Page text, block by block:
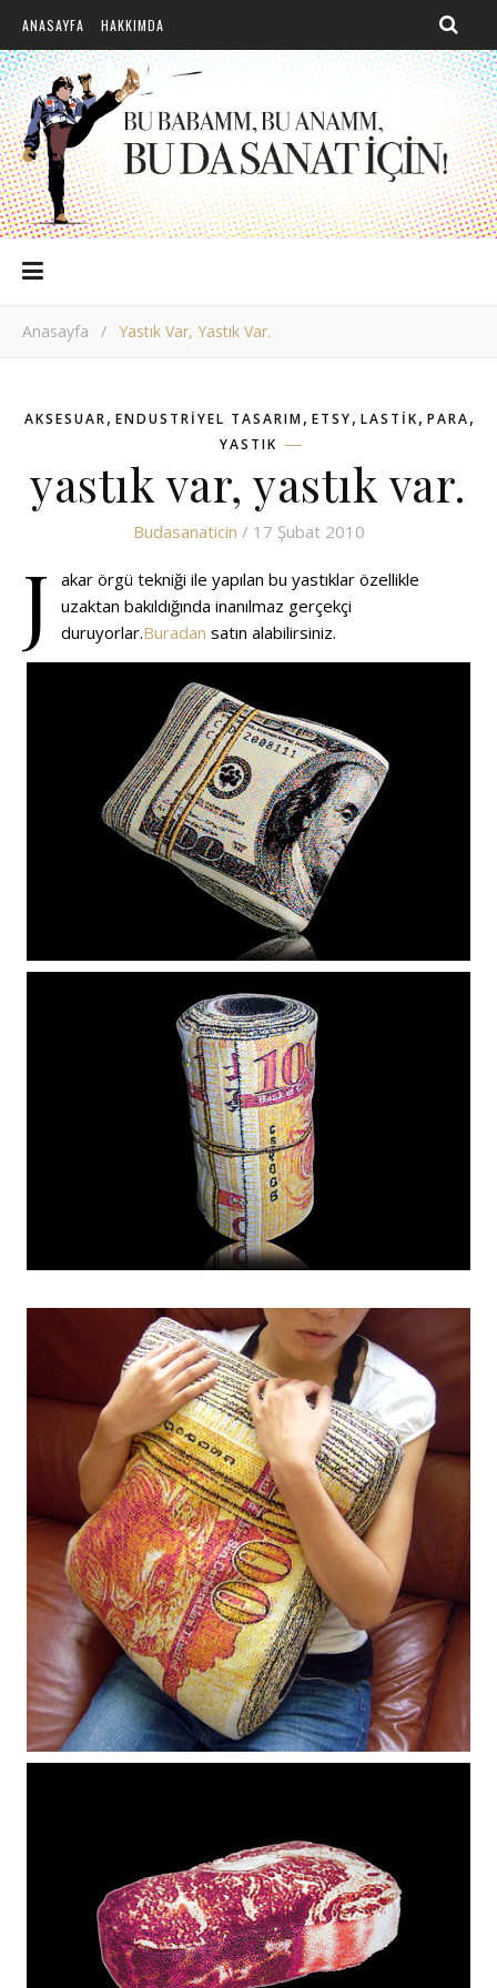
ANASAYFA HAKKIMDA
Anasayfa / Yastık Var, Yastık Var.
AKSESUAR, ENDUSTRIYEL TASARIM, ETSY, LASTIK, PARA,
YASTIK
yastık var, yastık var.
Budasanaticin / 17 Şubat 2010
J
akar örgü tekniği ile yapılan bu yastıklar özellikle
uzaktan bakıldığında inanılmaz gerçekçi
duruyorlar.Buradan satın alabilirsiniz.